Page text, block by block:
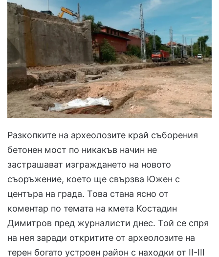
Разкопките на археолозите край съборения
бетонен мост по никакъв начин не
застрашават изграждането на новото
съоръжение, което ще свързва Южен с
центъра на града. Това стана ясно от
коментар по темата на кмета Костадин
Димитров пред журналисти днес. Той се спря
на нея заради откритите от археолозите на
терен богато устроен район с находки от II-III